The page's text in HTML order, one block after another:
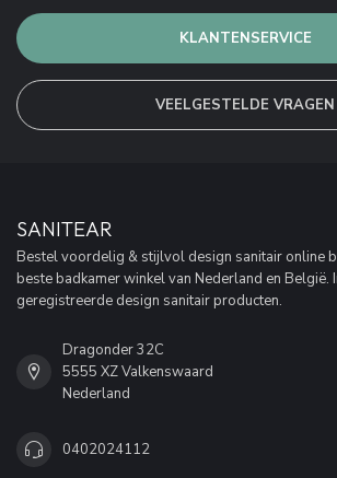
KLANTENSERVICE
VEELGESTELDE VRAGEN
SANITEAR
Bestel voordelig & stijlvol design sanitair online
beste badkamer winkel van Nederland en België.
geregistreerde design sanitair producten.
Dragonder 32C
5555 XZ Valkenswaard
Nederland
0402024112